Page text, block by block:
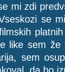
mi zdi
se
like sem že
sem